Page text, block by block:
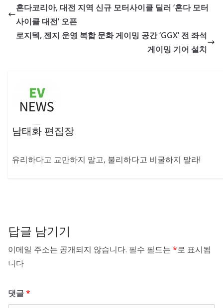
혼다코리아, 대전 지역 신규 모터사이클 딜러 ‘혼다 모터
사이클 대전’ 오픈
로지텍, 젠지 운영 복합 문화 게이밍 공간 ‘GGX’ 전 좌석
게이밍 기어 설치
남태화 편집장
유리하다고 교만하지 말고, 불리하다고 비굴하지 말라!
답글 남기기
이메일 주소는 공개되지 않습니다. 필수 필드는 *로 표시됩
니다
댓글*